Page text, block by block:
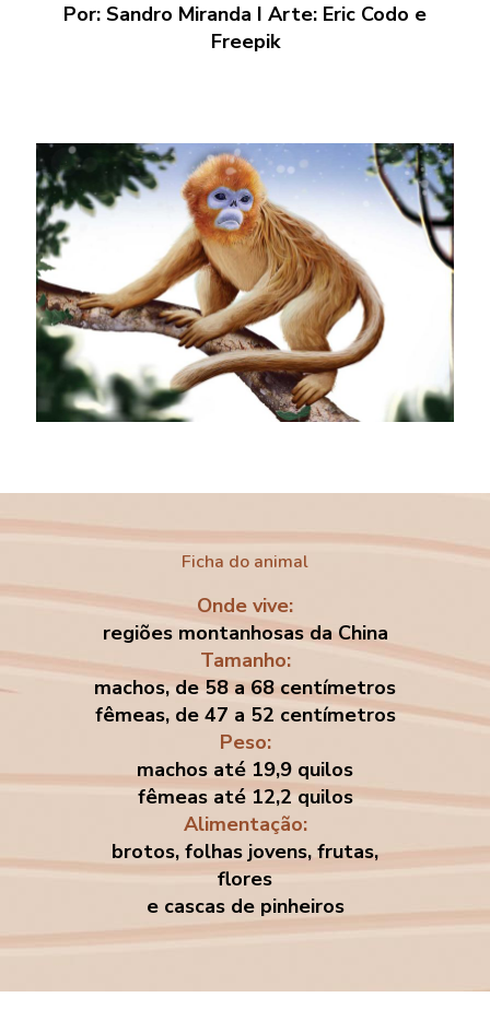
Por: Sandro Miranda I Arte: Eric Codo e
Freepik
Ficha do animal
Onde vive:
regiões montanhosas da China
Tamanho:
machos, de 58 a 68 centímetros
fêmeas, de 47 a 52 centímetros
Peso:
machos até 19,9 quilos
fêmeas até 12,2 quilos
Alimentação:
brotos, folhas jovens, frutas,
flores
e cascas de pinheiros